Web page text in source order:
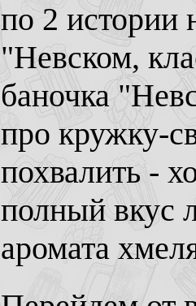
по 2 истории
"Невском,
баночка
про кружку-
похвалить -
полный вкус
аромата